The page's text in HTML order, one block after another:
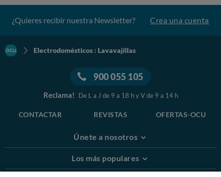
¿Quieres recibir nuestra Newsletter? Crea una cuenta
Electrodomésticos : Lavavajillas
900 055 105
Reclama! De L a J de 9 a 18 h y V de 9 a 14 h
CONTACTAR REVISTAS OFERTAS-OCU
Únete a nosotros
Los más populares